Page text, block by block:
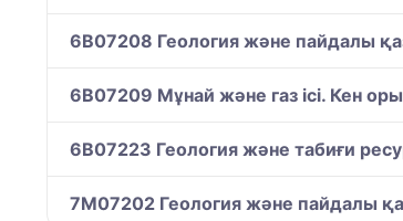
6B07208 Геология және пайдалы
6B07209 Мұнай және газ ісі. Кен
6B07223 Геология және табиғи
7M07202 Геология және пайдалы